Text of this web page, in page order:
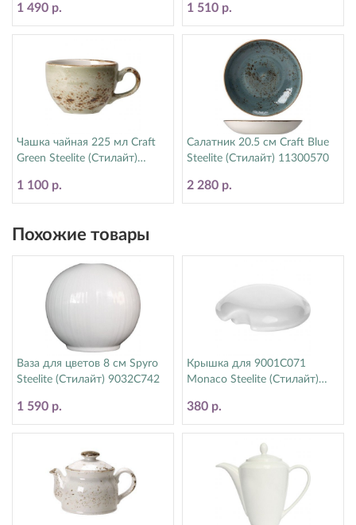
1 490 р. 1 510 р.
Чашка чайная 225 мл Craft
Green Steelite (Стилайт)
1 100 р.
Салатник 20.5 см Craft Blue
Steelite (Стилайт) 11300570
2 280 р.
Похожие товары
Ваза для цветов 8 см Spyro
Steelite (Стилайт) 9032C742
1 590 р.
Крышка для 9001C071
Monaco Steelite (Стилайт)
380 р.